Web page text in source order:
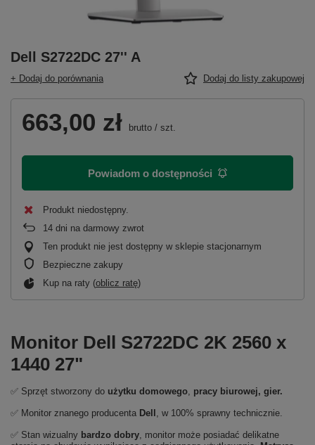
Dell S2722DC 27'' A
+ Dodaj do porównania Dodaj do listy zakupowej
663,00 zł brutto / szt.
Powiadom o dostępności
Produkt niedostępny
14 dni na darmowy zwrot
Ten produkt nie jest dostępny w sklepie stacjonarnym
Bezpieczne zakupy
Kup na raty (oblicz ratę)
Monitor Dell S2722DC 2K 2560 x
1440 27"
✅ Sprzęt stworzony do użytku domowego, pracy biurowej, gier.
✅ Monitor znanego producenta Dell , w 100% sprawny technicznie.
✅ Stan wizualny bardzo dobry, monitor może posiadać delikatne